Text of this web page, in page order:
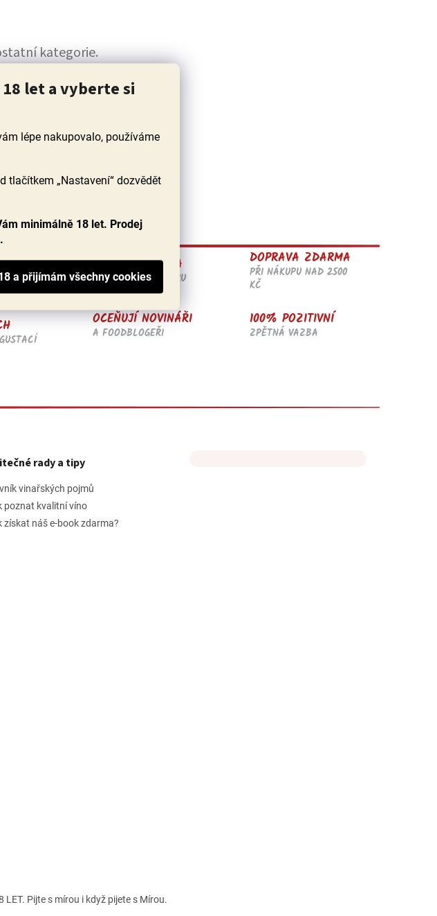
let a vyberte si
lépe nakupovalo, používáme
tlačítkem „Nastavení“ dozvědět
minimálně 18 let. Prodej
kategorie.
CENA A KVALITA
VE SKVĚLÉM POMĚRU
DOPRAVA ZDARMA
PŘI NÁKUPU NAD 2500
KČ
OCEŇUJÍ NOVINÁŘI
A FOODBLOGEŘI
100% POZITIVNÍ
ZPĚTNÁ VAZBA
rady a tipy
vinařských pojmů
poznat kvalitní víno
získat náš e-book zdarma?
LET. Pijte s mírou i když pijete s Mírou.